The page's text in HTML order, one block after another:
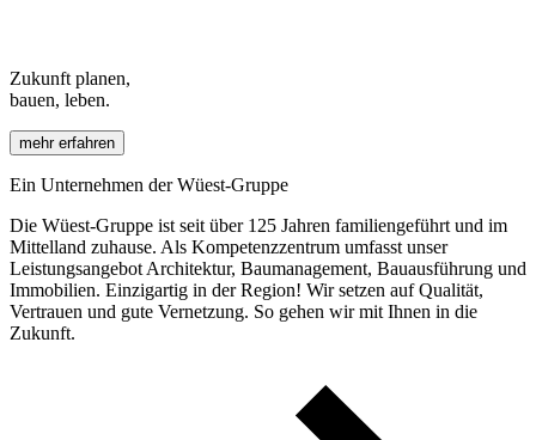
Zukunft planen,
bauen, leben.
mehr erfahren
Ein Unternehmen der Wüest-Gruppe
Die Wüest-Gruppe ist seit über 125 Jahren familiengeführt und im
Mittelland zuhause. Als Kompetenzzentrum umfasst unser
Leistungsangebot Architektur, Baumanagement, Bauausführung und
Immobilien. Einzigartig in der Region! Wir setzen auf Qualität,
Vertrauen und gute Vernetzung. So gehen wir mit Ihnen in die
Zukunft.